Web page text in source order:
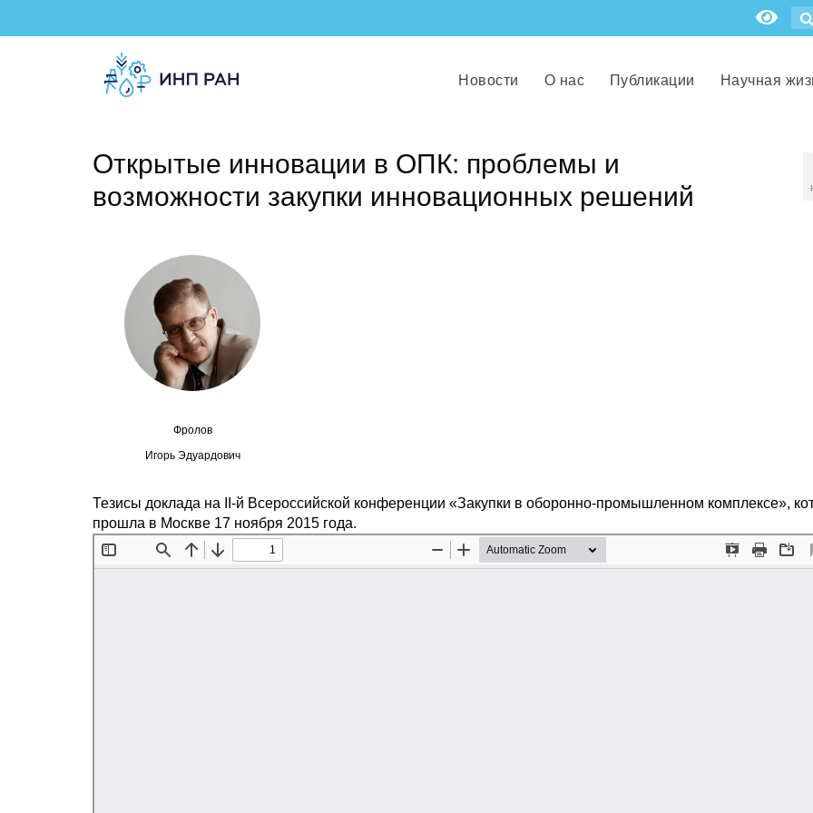
Новости О нас Публикации Научная
Открытые инновации в ОПК: проблемы и
возможности закупки инновационных решений
Фролов
Игорь Эдуардович
Тезисы доклада на II-й Всероссийской конференции «Закупки в оборонно-промышленном комплексе»,
прошла в Москве 17 ноября 2015 года.